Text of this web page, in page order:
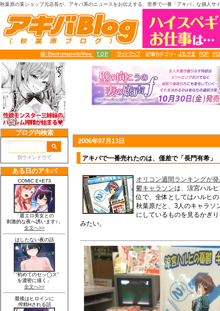
秋葉原の某ショップ元店長が、アキバ系のニュースをお伝えする、世界で一番「アキバ」な個人サ
2006年07月13日
アキバで一番売れたのは、僅差で「長門有希」
オリコン週間ランキングが
鬱キャラソンは、涼宮ハル
位で、全体としてはハルヒ
秋葉原だと、3人のキャラソ
にしているものを見るかぎ
みたい。